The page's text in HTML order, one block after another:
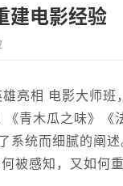
建电影经验
亮相 电影大师班
青木瓜之味》《
系统而细腻的阐述
被感知，又如何